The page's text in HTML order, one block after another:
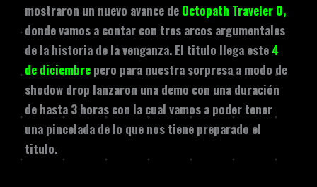
mostraron un nuevo avance de Octopath Traveler 0,
donde vamos a contar con tres arcos argumentales
de la historia de la venganza. El titulo llega este 4
de diciembre pero para nuestra sorpresa a modo de
shodow drop lanzaron una demo con una duración
de hasta 3 horas con la cual vamos a poder tener
una pincelada de lo que nos tiene preparado el
titulo.